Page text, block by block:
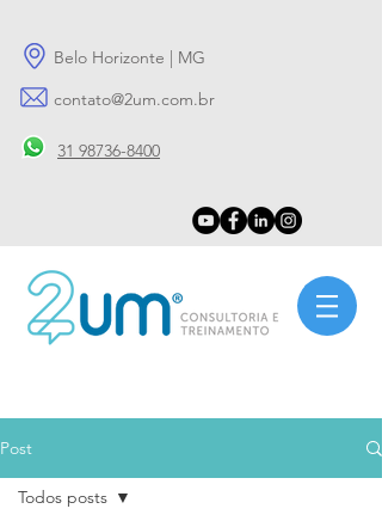
Belo Horizonte | MG
contato@2um.com.br
31 98736-8400
Post
Todos posts